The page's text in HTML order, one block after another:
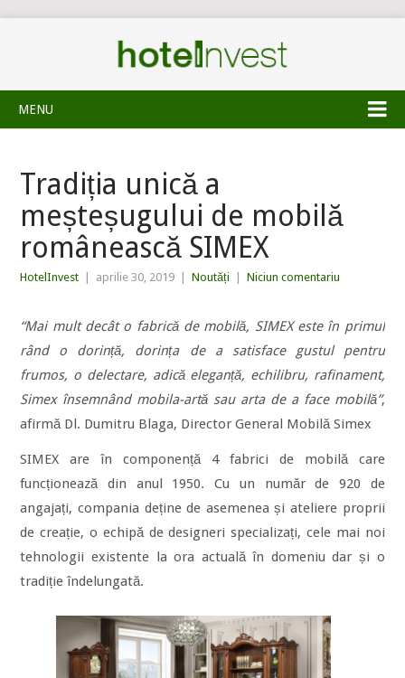
MENU
Tradiția unică a
meșteșugului de mobilă
românească SIMEX
HotelInvest aprilie 30, 2019 Noutăți Niciun comentariu
“Mai mult decât o fabrică de mobilă, SIMEX este în primul
rând o dorință, dorința de a satisface gustul pentru
frumos, o delectare, adică eleganță, echilibru, rafinament,
Simex însemnând mobila-artă sau arta de a face mobilă”,
afirmă Dl. Dumitru Blaga, Director General Mobilă Simex
SIMEX are în componență 4 fabrici de mobilă care
funcționează din anul 1950. Cu un număr de 920 de
angajați, compania deține de asemenea și ateliere proprii
de creație, o echipă de designeri specializați, cele mai noi
tehnologii existente la ora actuală în domeniu dar și o
tradiție îndelungată.